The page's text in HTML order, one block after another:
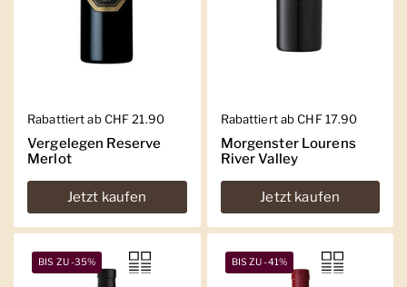
Regulärer Preis
Rabattiert ab CHF 21.90
Vergelegen Reserve
Merlot
Jetzt kaufen
Regulärer Preis
Rabattiert ab CHF 17.90
Morgenster Lourens
River Valley
Jetzt kaufen
BIS ZU -35% BIS ZU -41%